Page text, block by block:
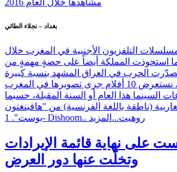
بغداد – نجلاء الطائي
التلفزيون الأجنبية في المغرب خلال
كما استحوذت المملكة أيضاً على حصةٍ مهمةٍ من
وتصدّرت الحرب في العراق المشهد بنسبة كبيرة
من الأفلام وفيما يلي، نستعرض 10 أفلام جرى تصويرها في المغرب
السينما هذا العام أو السنة المقبلة، حسبما
(ناطقة باللغة الفرنسية) من "هافينغتون
بوست". 1- Dishoom.. روهيت... المزيد
على نهاية قائمة الإيرادات
وتخلّت عنها دور العرض